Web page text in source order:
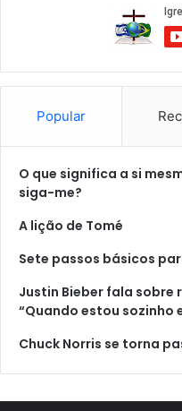
Popular
O que significa a si
siga-me?
A lição de Tomé
Sete passos básicos
Justin Bieber fala sobre
“Quando estou sozinho
Chuck Norris se torna